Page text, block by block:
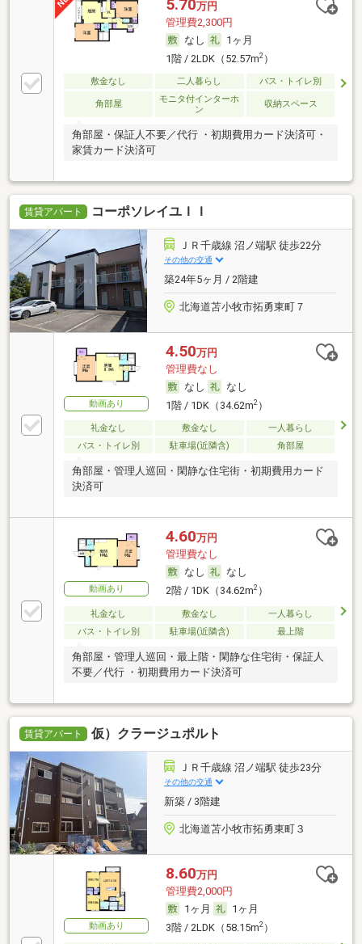
5.70万円
管理費2,300円
なし
1ヶ月
1階 / 2LDK（52.57m2）
敷金なし 二人暮らし バス・トイレ別
角部屋
モニタ付インターホ
ン
収納スペース
角部屋・保証人不要／代行 ・初期費用カード決済可・
家賃カード決済可
賃貸アパート コーポソレイユＩＩ
ＪＲ千歳線 沼ノ端駅 徒歩22分
その他の交通
築24年5ヶ月 / 2階建
北海道苫小牧市拓勇東町７
動画あり
4.50万円
管理費なし
なし
なし
1階 / 1DK（34.62m2）
礼金なし 敷金なし
一人暮らし
バス・トイレ別
駐車場(近隣含) 角部屋
角部屋・管理人巡回・閑静な住宅街・初期費用カード
決済可
動画あり
4.60万円
管理費なし
なし
なし
2階 / 1DK（34.62m2）
礼金なし 敷金なし
一人暮らし
バス・トイレ別
駐車場(近隣含) 最上階
角部屋・管理人巡回・最上階・閑静な住宅街・保証人
不要／代行 ・初期費用カード決済可
賃貸アパート 仮）クラージュポルト
ＪＲ千歳線 沼ノ端駅 徒歩23分
その他の交通
新築 / 3階建
北海道苫小牧市拓勇東町３
動画あり
8.60万円
管理費2,000円
1ヶ月
1ヶ月
3階 / 2LDK（58.15m2）